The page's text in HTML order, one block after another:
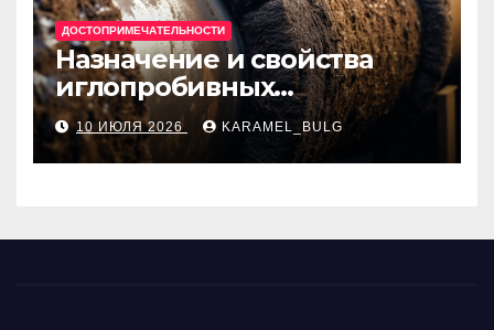
ДОСТОПРИМЕЧАТЕЛЬНОСТИ
Назначение и свойства
иглопробивных
базальтовых огнеупорных
матов
10 ИЮЛЯ 2026 KARAMEL_BULG